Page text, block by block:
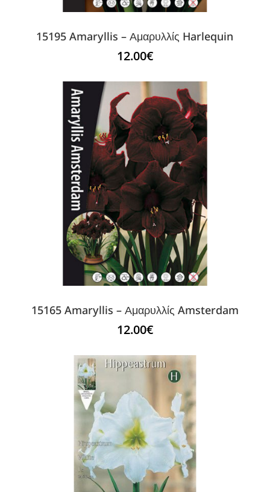
15195 Amaryllis – Αμαρυλλίς Harlequin
12.00€
15165 Amaryllis – Αμαρυλλίς Amsterdam
12.00€